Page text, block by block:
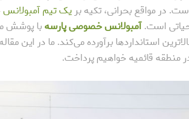
در مواقع بحرانی، تکیه بر یک تیم
است.آمبولانس خصوصی پارسهبا پوشش
استانداردها برآورده می‌کند. ما در
منطقه قائمیه خواهیم پرداخت.